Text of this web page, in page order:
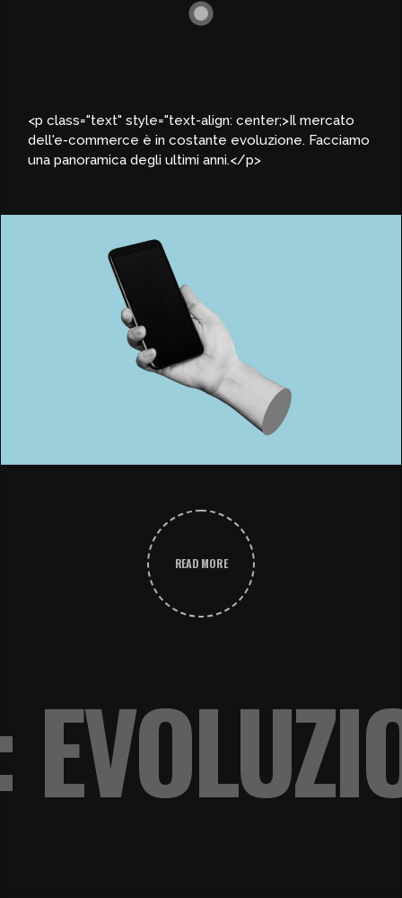
<p class="text" style="text-align: center;>Il mercato
dell'e-commerce è in costante evoluzione. Facciamo
una panoramica degli ultimi anni.</p>
READ MORE